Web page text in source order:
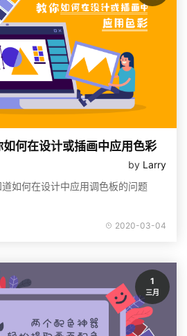
何在设计或插画中应用色彩
by Larry
如何在设计中应用调色板的问题
2020-03-04
1
三月